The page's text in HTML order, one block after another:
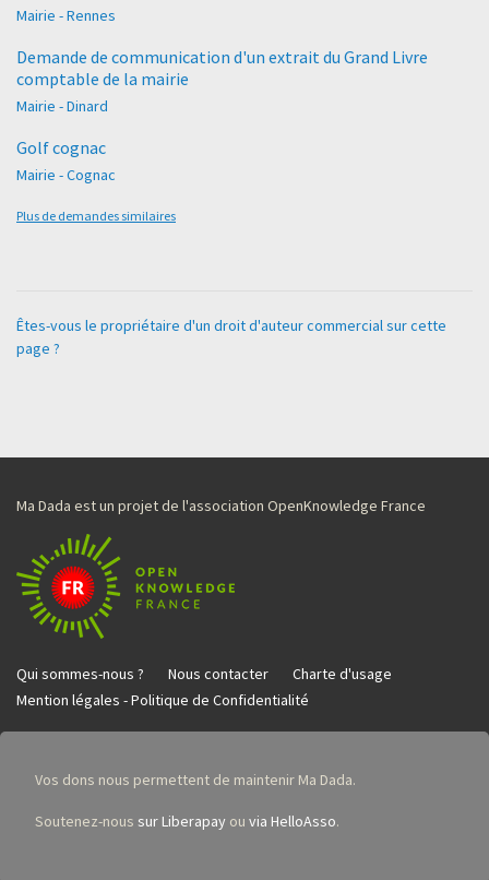
Mairie - Rennes
Demande de communication d'un extrait du Grand Livre
comptable de la mairie
Mairie - Dinard
Golf cognac
Mairie - Cognac
Plus de demandes similaires
Êtes-vous le propriétaire d'un droit d'auteur commercial sur cette
page ?
Ma Dada est un projet de l'association OpenKnowledge France
Qui sommes-nous ? Nous contacter
Charte d'usage
Mention légales - Politique de Confidentialité
Vos dons nous permettent de maintenir Ma Dada.
Soutenez-nous sur Liberapay ou via HelloAsso.